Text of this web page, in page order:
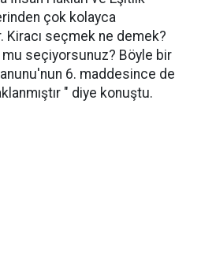
çok kolayca
Kiracı seçmek ne demek?
mu seçiyorsunuz? Böyle bir
6. maddesince de
" diye konuştu.